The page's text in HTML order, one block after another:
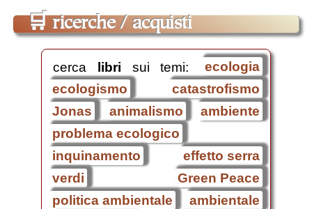
🛒 ricerche / acquisti
cerca libri sui temi:
ecologia
ecologismo
catastrofismo
Jonas
animalismo
ambiente
problema ecologico
inquinamento
effetto serra
verdi
Green Peace
politica ambientale
ambientale